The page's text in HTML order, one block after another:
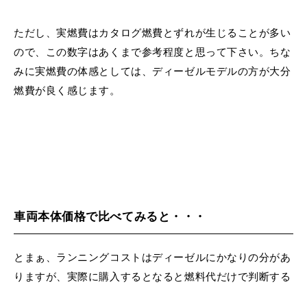
ただし、実燃費はカタログ燃費とずれが生じることが多い
ので、この数字はあくまで参考程度と思って下さい。ちな
みに実燃費の体感としては、ディーゼルモデルの方が大分
燃費が良く感じます。
車両本体価格で比べてみると・・・
とまぁ、ランニングコストはディーゼルにかなりの分があ
りますが、実際に購入するとなると燃料代だけで判断する